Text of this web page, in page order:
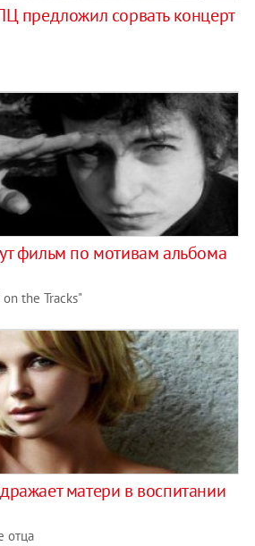
предложил сорвать концерт
фильм по мотивам альбома
the Tracks"
матери в воспитании
отца